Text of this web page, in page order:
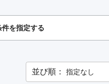
件を指定する
並び順： 指定なし